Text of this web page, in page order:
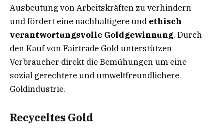
Ausbeutung von Arbeitskräften zu verhindern
und fördert eine nachhaltigere und ethisch
verantwortungsvolle Goldgewinnung. Durch
den Kauf von Fairtrade Gold unterstützen
Verbraucher direkt die Bemühungen um eine
sozial gerechtere und umweltfreundlichere
Goldindustrie.
Recyceltes Gold